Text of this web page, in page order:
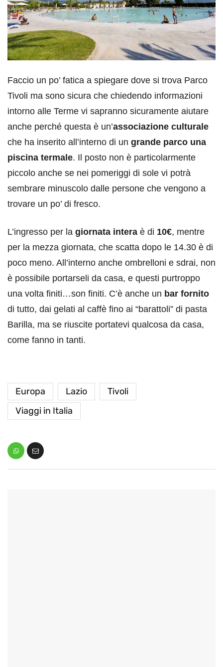
Faccio un po’ fatica a spiegare dove si trova Parco
Tivoli ma sono sicura che chiedendo informazioni
intorno alle Terme vi sapranno sicuramente aiutare
anche perché questa è un’associazione culturale
che ha inserito all’interno di un grande parco una
piscina termale. Il posto non è particolarmente
piccolo anche se nei pomeriggi di sole vi potrà
sembrare minuscolo dalle persone che vengono a
trovare un po’ di fresco.
L’ingresso per la giornata intera è di 10€, mentre
per la mezza giornata, che scatta dopo le 14.30 è di
poco meno. All’interno anche ombrelloni e sdrai, non
è possibile portarseli da casa, e questi purtroppo
una volta finiti…son finiti. C’è anche un bar fornito
di tutto, dai gelati al caffè fino ai “barattoli” di pasta
Barilla, ma se riuscite portatevi qualcosa da casa,
come fanno in tanti.
Europa Lazio
Tivoli
Viaggi in Italia